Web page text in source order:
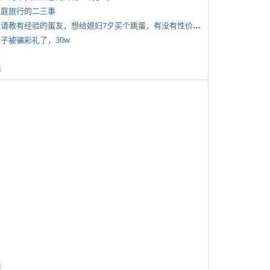
旅行的二三事
*
想请教有经验的蛋友，想给媳妇7夕买个跳蛋，有没有性价比高的推荐
被骗彩礼了，30w